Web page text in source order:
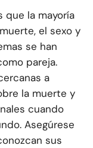
que la mayoría
el sexo y
se han
pareja.
a
la muerte y
cuando
Asegúrese
sus